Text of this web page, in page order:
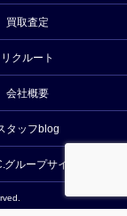
買取査定
リクルート
会社概要
タッフblog
グループサイト